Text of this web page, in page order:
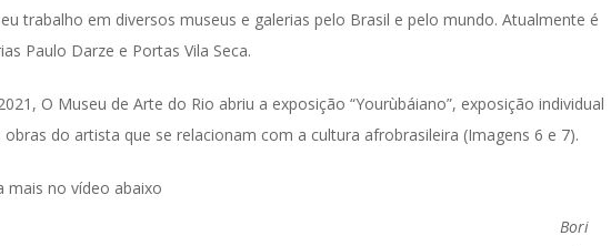
trabalho em diversos museus e galerias pelo Brasil e pelo mundo. Atualmente é
Paulo Darze e Portas Vila Seca.
O Museu de Arte do Rio abriu a exposição “Yourùbáiano”, exposição individual
obras do artista que se relacionam com a cultura afrobrasileira (Imagens 6 e 7).
Bori
mais no vídeo abaixo